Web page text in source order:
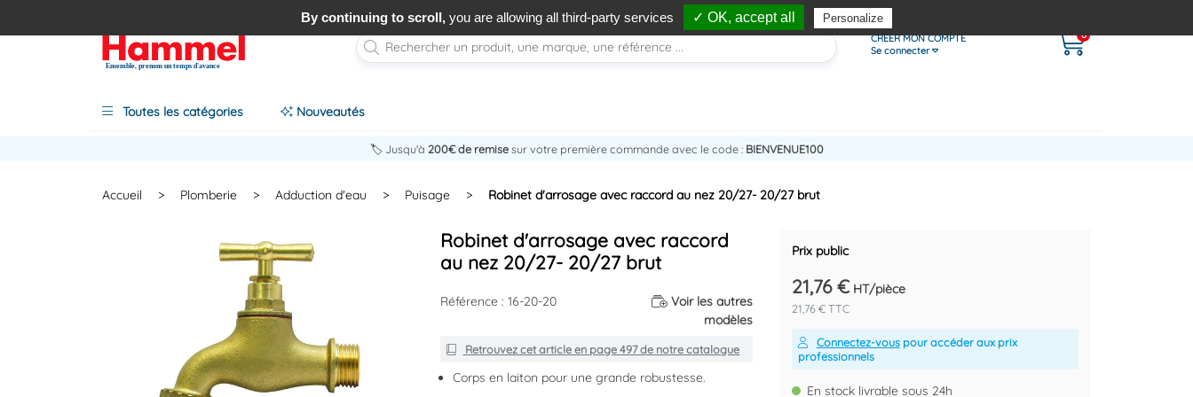
Ensemble, prenons un temps d'avance
CRÉER MON COMPTE
Se connecter
0
Toutes les catégories Nouveautés
🏷️ Jusqu'à 200€ de remisesur votre première commande avec le code : BIENVENUE100
Accueil > Plomberie > Adduction d'eau > Puisage > Robinet d'arrosage avec raccord au nez 20/27- 20/27 brut
Robinet d'arrosage avec raccord
au nez 20/27- 20/27 brut
Référence : 16-20-20
Voir les autres
modèles
Retrouvez cet article en page 497de notre catalogue
Corps en laiton pour une grande robustesse.
Prix public
21,76 €HT/pièce
21,76 € TTC
Connectez-vouspour accéder aux prix
professionnels
En stock livrable sous 24h
By continuing to scroll,you are allowing all third-party services ✓ OK, accept all Personalize